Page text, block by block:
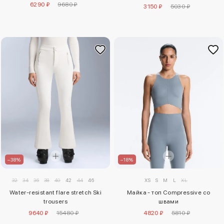
6290 ₽ 9680 ₽ 3150 ₽ 5030 ₽
–38%
32 34 36 38 40 42 44 46
Water-resistant flare stretch Ski
trousers
9640 ₽
15480 ₽
–18%
XS S M L XL
Майка - топ Compressive со
швами
4820 ₽
5810 ₽